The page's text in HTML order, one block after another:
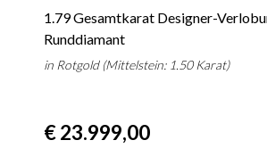
1.79 Gesamtkarat Designer-
Runddiamant
in Rotgold (Mittelstein: 1.50 Karat)
€ 23.999,00